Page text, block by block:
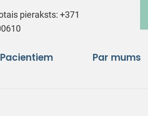
pieraksts:+371
Pacientiem Par mums